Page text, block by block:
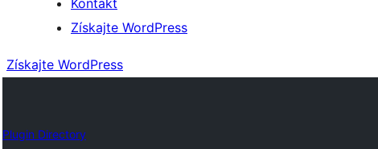
Kontakt
Získajte WordPress
Získajte WordPress
Plugin Directory